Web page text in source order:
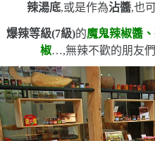
辣湯底,或是作為沾醬,也
爆辣等級(7級)的魔鬼辣椒醬
椒…,無辣不歡的朋友